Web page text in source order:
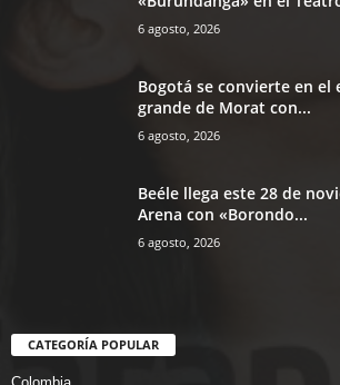
6 agosto, 2026
Bogotá se convierte en el
grande de Morat con...
6 agosto, 2026
Beéle llega este 28 de
Arena con «Borondo...
6 agosto, 2026
CATEGORÍA POPULAR